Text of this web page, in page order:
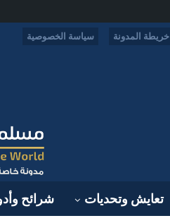
خريطة المدونة سياسة الخصوصية
تعايش وتحديات شرائح